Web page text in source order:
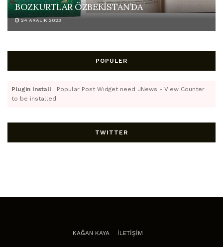
BOZKURTLAR ÖZBEKİSTAN’DA
24 ARALIK 2023
POPÜLER
Plugin Install : Popular Post Widget need JNews - View Counter
to be installed
TWITTER
KAĞAN KAYA İLETİŞİM